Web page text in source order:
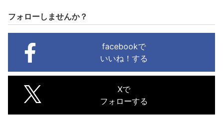
フォローしませんか？
facebookで
いいね！する
Xで
フォローする